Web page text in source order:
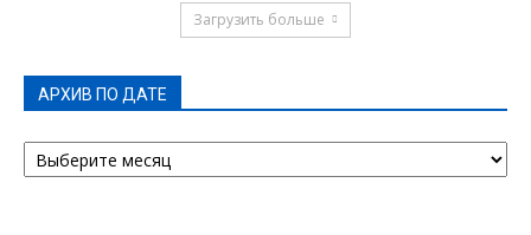
Загрузить больше
АРХИВ ПО ДАТЕ
АРХИВ
ПО